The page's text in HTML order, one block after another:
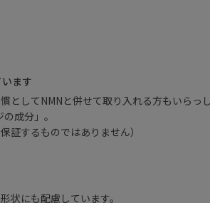
ます
としてNMNと併せて取り入れる方もいらっし
成分」。
証するものではありません）
状にも配慮しています。